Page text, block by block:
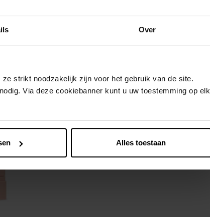
Over
strikt noodzakelijk zijn voor het gebruik van de site.
Via deze cookiebanner kunt u uw toestemming op elk
Alles toestaan